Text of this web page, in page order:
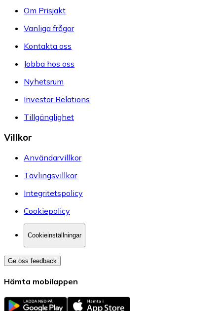
Om Prisjakt
Vanliga frågor
Kontakta oss
Jobba hos oss
Nyhetsrum
Investor Relations
Tillgänglighet
Villkor
Användarvillkor
Tävlingsvillkor
Integritetspolicy
Cookiepolicy
Cookieinställningar
Ge oss feedback
Hämta mobilappen